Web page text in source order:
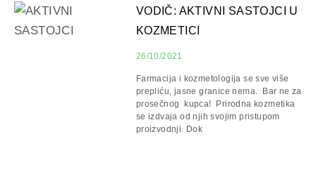
VODIČ: AKTIVNI SASTOJCI U
KOZMETICI
26/10/2021
Farmacija i kozmetologija se sve više
prepliću, jasne granice nema. Bar ne za
prosečnog kupca! Prirodna kozmetika
se izdvaja od njih svojim pristupom
proizvodnji. Dok